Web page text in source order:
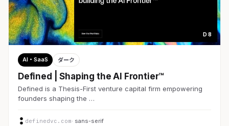
D 8
AI・SaaS ダーク
Defined | Shaping the AI Frontier™
Defined is a Thesis-First venture capital firm empowering
founders shaping the …
definedvc.com· sans-serif